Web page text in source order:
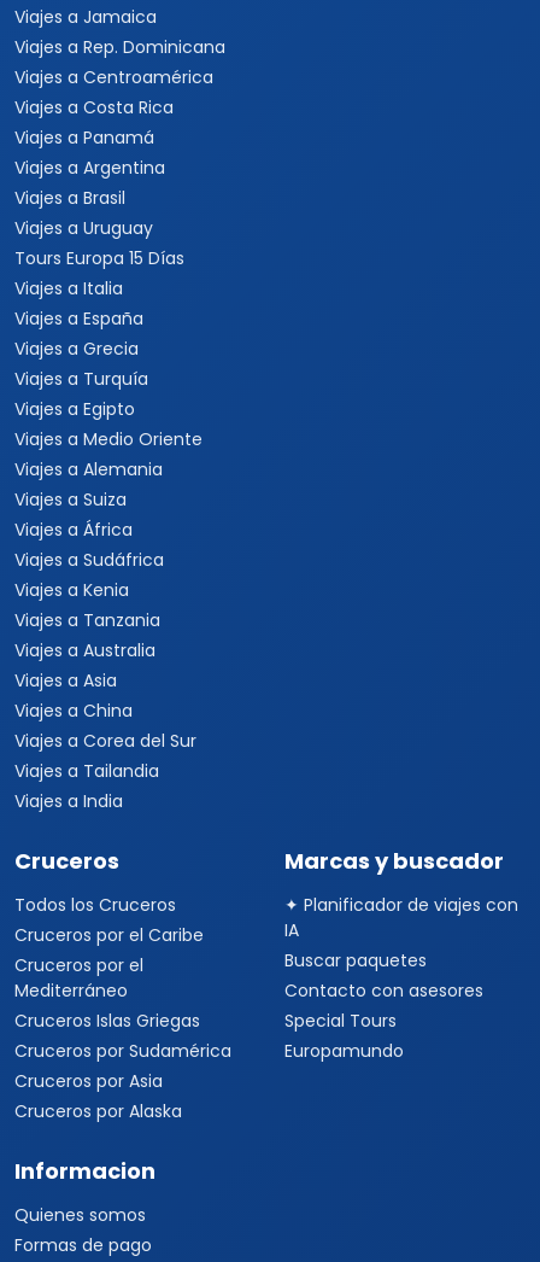
Viajes a Jamaica
Viajes a Rep. Dominicana
Viajes a Centroamérica
Viajes a Costa Rica
Viajes a Panamá
Viajes a Argentina
Viajes a Brasil
Viajes a Uruguay
Tours Europa 15 Días
Viajes a Italia
Viajes a España
Viajes a Grecia
Viajes a Turquía
Viajes a Egipto
Viajes a Medio Oriente
Viajes a Alemania
Viajes a Suiza
Viajes a África
Viajes a Sudáfrica
Viajes a Kenia
Viajes a Tanzania
Viajes a Australia
Viajes a Asia
Viajes a China
Viajes a Corea del Sur
Viajes a Tailandia
Viajes a India
Cruceros
Todos los Cruceros
Cruceros por el Caribe
Cruceros por el
Mediterráneo
Cruceros Islas Griegas
Cruceros por Sudamérica
Cruceros por Asia
Cruceros por Alaska
Marcas y buscador
✦ Planificador de viajes con
IA
Buscar paquetes
Contacto con asesores
Special Tours
Europamundo
Informacion
Quienes somos
Formas de pago